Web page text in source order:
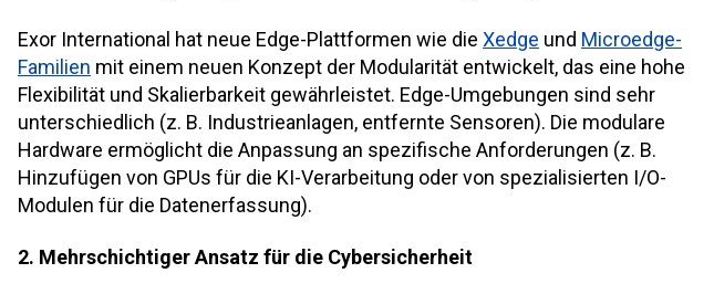
Exor International hat neue Edge-Plattformen wie die Xedge und Microedge-
Familien mit einem neuen Konzept der Modularität entwickelt, das eine hohe
Flexibilität und Skalierbarkeit gewährleistet. Edge-Umgebungen sind sehr
unterschiedlich (z. B. Industrieanlagen, entfernte Sensoren). Die modulare
Hardware ermöglicht die Anpassung an spezifische Anforderungen (z. B.
Hinzufügen von GPUs für die KI-Verarbeitung oder von spezialisierten I/O-
Modulen für die Datenerfassung).
2. Mehrschichtiger Ansatz für die Cybersicherheit